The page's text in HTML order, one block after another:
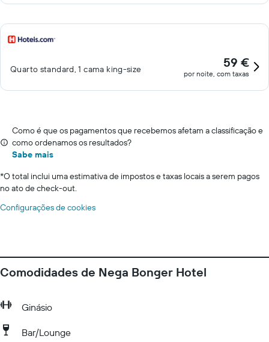
Quarto standard, 1 cama king-size 59 €
por noite, com taxas
Como é que os pagamentos que recebemos afetam a classificação e
como ordenamos os resultados?
Sabe mais
*O total inclui uma estimativa de impostos e taxas locais a serem pagos
no ato de check-out.
Configurações de cookies
Comodidades de Nega Bonger Hotel
Ginásio
Bar/Lounge